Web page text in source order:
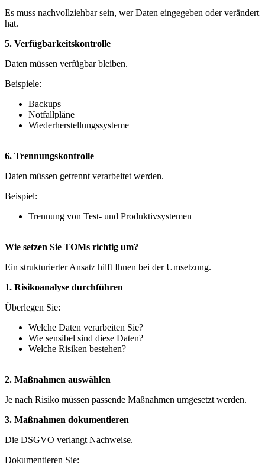
Es muss nachvollziehbar sein, wer Daten eingegeben oder verändert
hat.
5. Verfügbarkeitskontrolle
Daten müssen verfügbar bleiben.
Beispiele:
Backups
Notfallpläne
Wiederherstellungssysteme
6. Trennungskontrolle
Daten müssen getrennt verarbeitet werden.
Beispiel:
Trennung von Test- und Produktivsystemen
Wie setzen Sie TOMs richtig um?
Ein strukturierter Ansatz hilft Ihnen bei der Umsetzung.
1. Risikoanalyse durchführen
Überlegen Sie:
Welche Daten verarbeiten Sie?
Wie sensibel sind diese Daten?
Welche Risiken bestehen?
2. Maßnahmen auswählen
Je nach Risiko müssen passende Maßnahmen umgesetzt werden.
3. Maßnahmen dokumentieren
Die DSGVO verlangt Nachweise.
Dokumentieren Sie: